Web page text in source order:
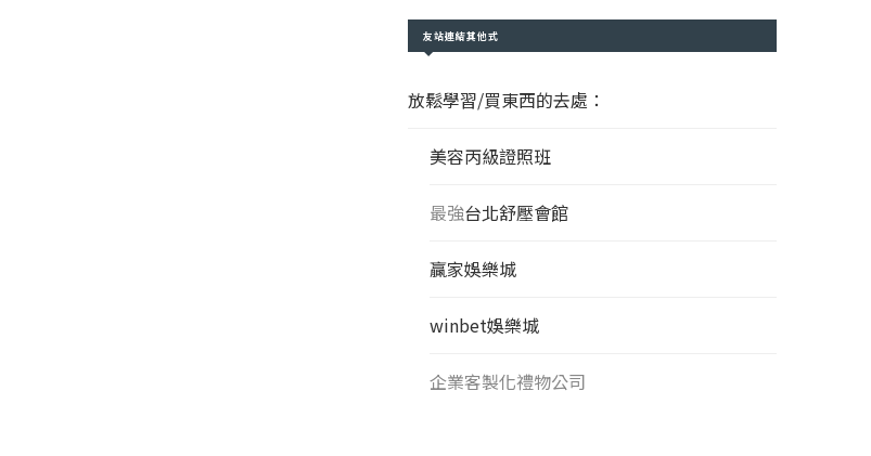
友站連結其他式
放鬆學習/買東西的去處：
美容丙級證照班
最強台北舒壓會館
贏家娛樂城
winbet娛樂城
企業客製化禮物公司